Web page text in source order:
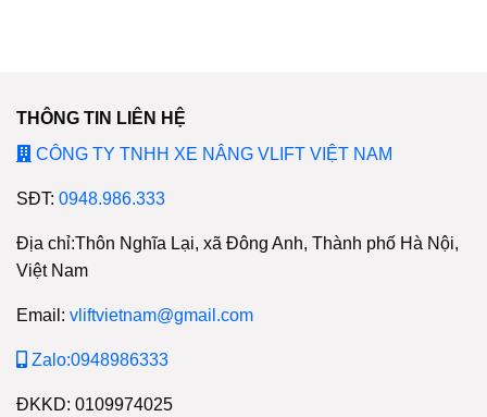
THÔNG TIN LIÊN HỆ
CÔNG TY TNHH XE NÂNG VLIFT VIỆT NAM
SĐT: 0948.986.333
Địa chỉ:Thôn Nghĩa Lại, xã Đông Anh, Thành phố Hà Nội,
Việt Nam
Email: vliftvietnam@gmail.com
Zalo:0948986333
ĐKKD: 0109974025